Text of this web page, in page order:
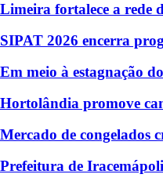
Limeira fortalece a rede
SIPAT 2026 encerra
Em meio à estagnação
Hortolândia promove
Mercado de congelados
Prefeitura de